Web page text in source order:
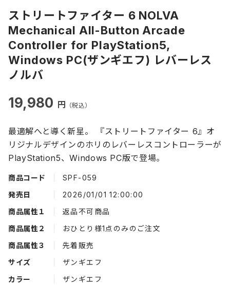
ストリートファイター 6 NOLVA
Mechanical All-Button Arcade
Controller for PlayStation5,
Windows PC(ザンギエフ) レバーレス
ノルバ
最適解へと導く新星。 『ストリートファイター 6』オ
リジナルデザインのホリのレバーレスコントローラーが
PlayStation5、Windows PC版で登場。
19,980 円 （税込）
商品コード
SPF-059
発売日
2026/01/01 12:00:00
商品属性１
返品不可商品
商品属性２
おひとり様1点のみのご注文
商品属性３
先着販売
サイズ
ザンギエフ
カラー
ザンギエフ